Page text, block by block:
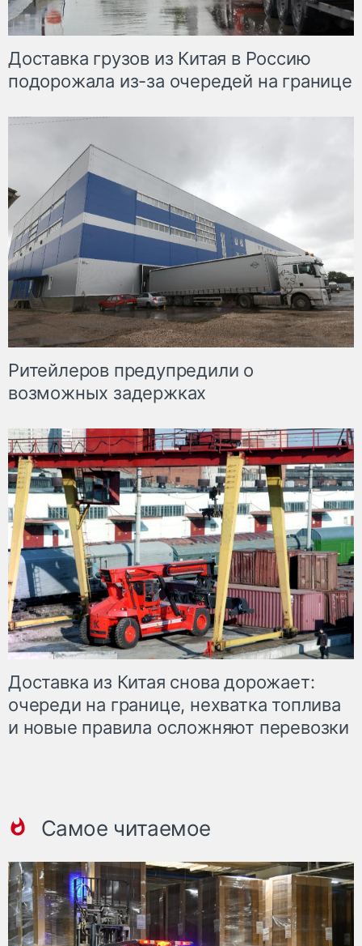
Доставка грузов из Китая в Россию
подорожала из-за очередей на границе
Ритейлеров предупредили о
возможных задержках
Доставка из Китая снова дорожает:
очереди на границе, нехватка топлива
и новые правила осложняют перевозки
Самое читаемое